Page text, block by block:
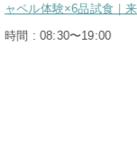
の美食